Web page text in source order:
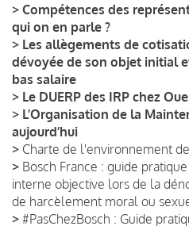
> Compétences des
qui on en parle ?
> Les allègements de
dévoyée de son objet initial
bas salaire
> Le DUERP des IRP chez
> L’Organisation de la
aujourd’hui
> Charte de l'environnement
> Bosch France : guide
interne objective lors de la
de harcèlement moral ou
> #PasChezBosch : Guide